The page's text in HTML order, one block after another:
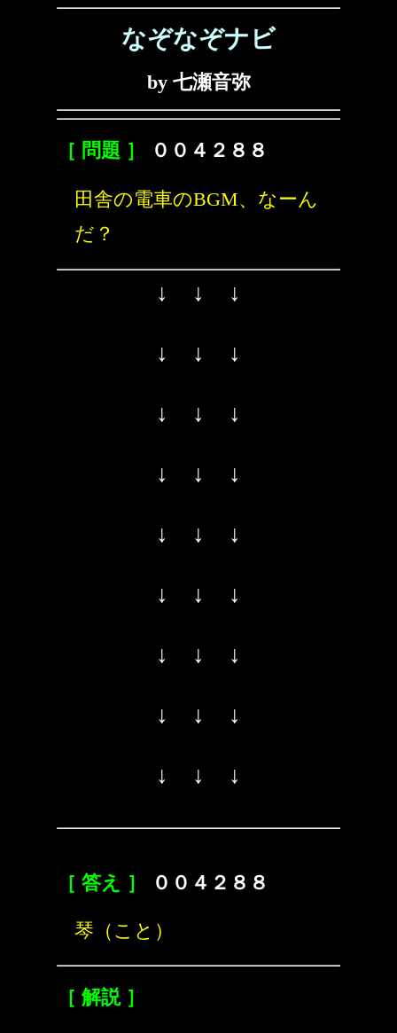
なぞなぞナビ
by 七瀬音弥
［ 問題 ］ ００４２８８
田舎の電車のBGM、なーん
だ？
↓ ↓ ↓
↓ ↓ ↓
↓ ↓ ↓
↓ ↓ ↓
↓ ↓ ↓
↓ ↓ ↓
↓ ↓ ↓
↓ ↓ ↓
↓ ↓ ↓
［ 答え ］ ００４２８８
琴（こと）
［ 解説 ］